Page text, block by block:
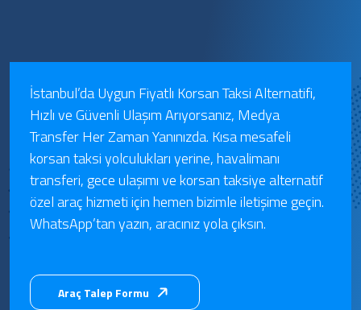
İstanbul’da Uygun Fiyatlı Korsan Taksi Alternatifi,
Hızlı ve Güvenli Ulaşım Arıyorsanız, Medya
Transfer Her Zaman Yanınızda. Kısa mesafeli
korsan taksi yolculukları yerine, havalimanı
transferi, gece ulaşımı ve korsan taksiye alternatif
özel araç hizmeti için hemen bizimle iletişime geçin.
WhatsApp’tan yazın, aracınız yola çıksın.
Araç Talep Formu